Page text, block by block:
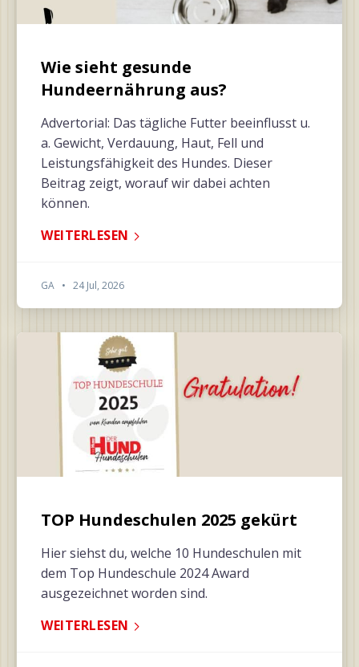
Wie sieht gesunde
Hundeernährung aus?
Advertorial: Das tägliche Futter beeinflusst u.
a. Gewicht, Verdauung, Haut, Fell und
Leistungsfähigkeit des Hundes. Dieser
Beitrag zeigt, worauf wir dabei achten
können.
WEITERLESEN
GA • 24 Jul, 2026
TOP Hundeschulen 2025 gekürt
Hier siehst du, welche 10 Hundeschulen mit
dem Top Hundeschule 2024 Award
ausgezeichnet worden sind.
WEITERLESEN